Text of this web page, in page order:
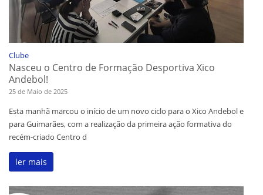
Clube
Nasceu o Centro de Formação Desportiva Xico
Andebol!
25 de Maio de 2025
Esta manhã marcou o início de um novo ciclo para o Xico Andebol e
para Guimarães, com a realização da primeira ação formativa do
recém-criado Centro d
ler mais